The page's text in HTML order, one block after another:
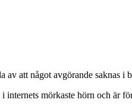
av att något avgörande saknas i
mörkaste hörn och är